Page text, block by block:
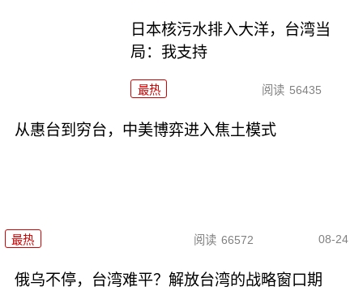
日本核污水排入大洋，台湾当
局：我支持
最热 阅读 56435
从惠台到穷台，中美博弈进入焦土模式
最热 阅读 66572 08-24
俄乌不停，台湾难平？解放台湾的战略窗口期